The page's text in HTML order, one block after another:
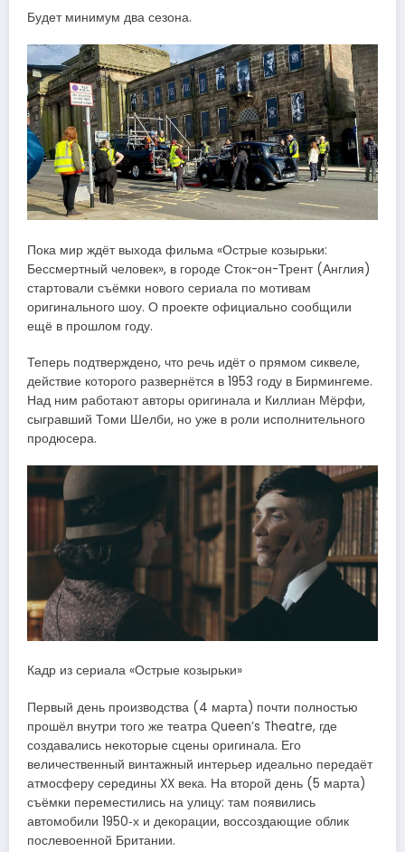
Будет минимум два сезона.
Пока мир ждёт выхода фильма «Острые козырьки:
Бессмертный человек», в городе Сток-он-Трент (Англия)
стартовали съёмки нового сериала по мотивам
оригинального шоу. О проекте официально сообщили
ещё в прошлом году.
Теперь подтверждено, что речь идёт о прямом сиквеле,
действие которого развернётся в 1953 году в Бирмингеме.
Над ним работают авторы оригинала и Киллиан Мёрфи,
сыгравший Томи Шелби, но уже в роли исполнительного
продюсера.
Кадр из сериала «Острые козырьки»
Первый день производства (4 марта) почти полностью
прошёл внутри того же театра Queen’s Theatre, где
создавались некоторые сцены оригинала. Его
величественный винтажный интерьер идеально передаёт
атмосферу середины XX века. На второй день (5 марта)
съёмки переместились на улицу: там появились
автомобили 1950‑х и декорации, воссоздающие облик
послевоенной Британии.